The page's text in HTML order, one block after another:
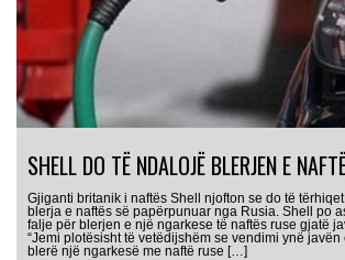
SHELL DO TË NDALOJË BLERJEN E
Gjiganti britanik i naftës Shell njofton se do të
blerja e naftës së papërpunuar nga Rusia. Shell po
falje për blerjen e një ngarkese të naftës ruse gjatë
“Jemi plotësisht të vetëdijshëm se vendimi ynë javën
blerë një ngarkesë me naftë ruse […]